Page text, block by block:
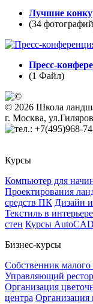
Лучшие
(34
Пресс-
(1 Файл)
© 2026 Школа
г. Москва,
+7(495)968-
Курсы
Компьютер для
Проектирования
средств ПК Дизайн
Текстиль в интерьере
стен Курсы AutoCAD
Бизнес-курсы
Собственник малого
Управляющий
Организация
центра Организация